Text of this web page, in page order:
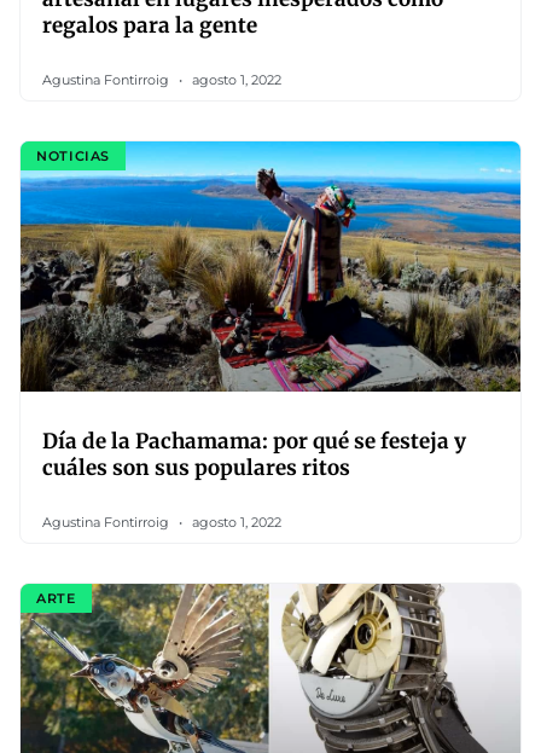
regalos para la gente
Agustina Fontirroig agosto 1, 2022
NOTICIAS
Día de la Pachamama: por qué se festeja y
cuáles son sus populares ritos
Agustina Fontirroig agosto 1, 2022
ARTE